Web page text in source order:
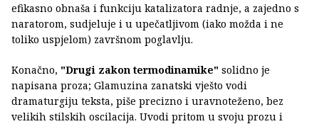
efikasno obnaša i funkciju katalizatora radnje, a zajedno s
naratorom, sudjeluje i u upečatljivom (iako možda i ne
toliko uspjelom) završnom poglavlju.
Konačno, "Drugi zakon termodinamike" solidno je
napisana proza; Glamuzina zanatski vješto vodi
dramaturgiju teksta, piše precizno i uravnoteženo, bez
velikih stilskih oscilacija. Uvodi pritom u svoju prozu i